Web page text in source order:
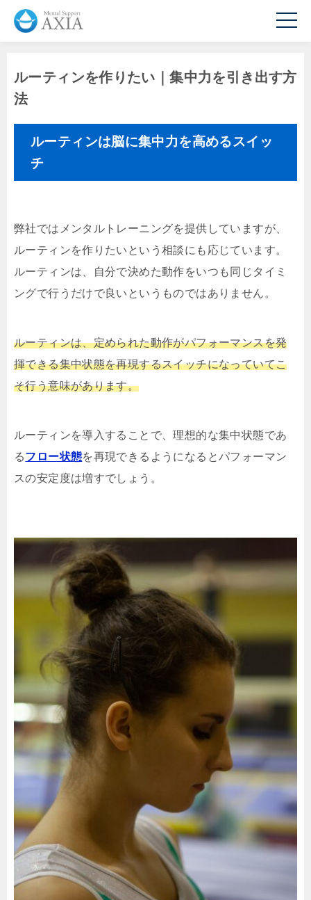
ルーティンを作りたい｜集中力を引き出す方
法
ルーティンは脳に集中力を高めるスイッ
チ
弊社ではメンタルトレーニングを提供していますが、
ルーティンを作りたいという相談にも応じています。
ルーティンは、自分で決めた動作をいつも同じタイミ
ングで行うだけで良いというものではありません。
ルーティンは、定められた動作がパフォーマンスを発
揮できる集中状態を再現するスイッチになっていてこ
そ行う意味があります。
ルーティンを導入することで、理想的な集中状態であ
るフロー状態を再現できるようになるとパフォーマン
スの安定度は増すでしょう。